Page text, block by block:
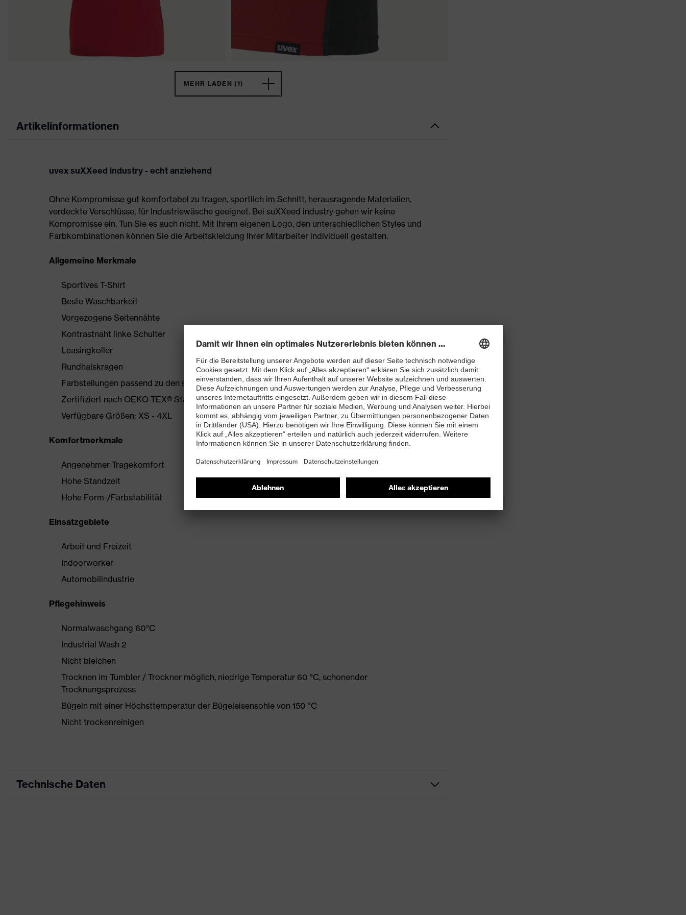
MEHR LADEN (1)
Artikelinformationen
uvex suXXeed industry - echt anziehend
Ohne Kompromisse gut komfortabel zu tragen, sportlich im Schnitt, herausragende Materialien,
verdeckte Verschlüsse, für Industriewäsche geeignet. Bei suXXeed industry gehen wir keine
Kompromisse ein. Tun Sie es auch nicht. Mit Ihrem eigenen Logo, den unterschiedlichen Styles und
Farbkombinationen können Sie die Arbeitskleidung Ihrer Mitarbeiter individuell gestalten.
Allgemeine Merkmale
Sportives T-Shirt
Beste Waschbarkeit
Vorgezogene Seitennähte
Kontrastnaht linke Schulter
Leasingkoller
Rundhalskragen
Farbstellungen passend zu den suXXeed-Kollektionen
Zertifiziert nach OEKO-TEX® Standard 100
Verfügbare Größen: XS - 4XL
Komfortmerkmale
Angenehmer Tragekomfort
Hohe Standzeit
Hohe Form-/Farbstabilität
Einsatzgebiete
Arbeit und Freizeit
Indoorworker
Automobilindustrie
Pflegehinweis
Normalwaschgang 60°C
Industrial Wash 2
Nicht bleichen
Trocknen im Tumbler / Trockner möglich, niedrige Temperatur 60 °C, schonender
Trocknungsprozess
Bügeln mit einer Höchsttemperatur der Bügeleisensohle von 150 °C
Nicht trockenreinigen
Technische Daten